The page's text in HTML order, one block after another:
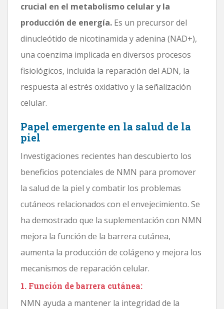
crucial en el metabolismo celular y la
producción de energía. Es un precursor del
dinucleótido de nicotinamida y adenina (NAD+),
una coenzima implicada en diversos procesos
fisiológicos, incluida la reparación del ADN, la
respuesta al estrés oxidativo y la señalización
celular.
Papel emergente en la salud de la
piel
Investigaciones recientes han descubierto los
beneficios potenciales de NMN para promover
la salud de la piel y combatir los problemas
cutáneos relacionados con el envejecimiento. Se
ha demostrado que la suplementación con NMN
mejora la función de la barrera cutánea,
aumenta la producción de colágeno y mejora los
mecanismos de reparación celular.
1. Función de barrera cutánea:
NMN ayuda a mantener la integridad de la